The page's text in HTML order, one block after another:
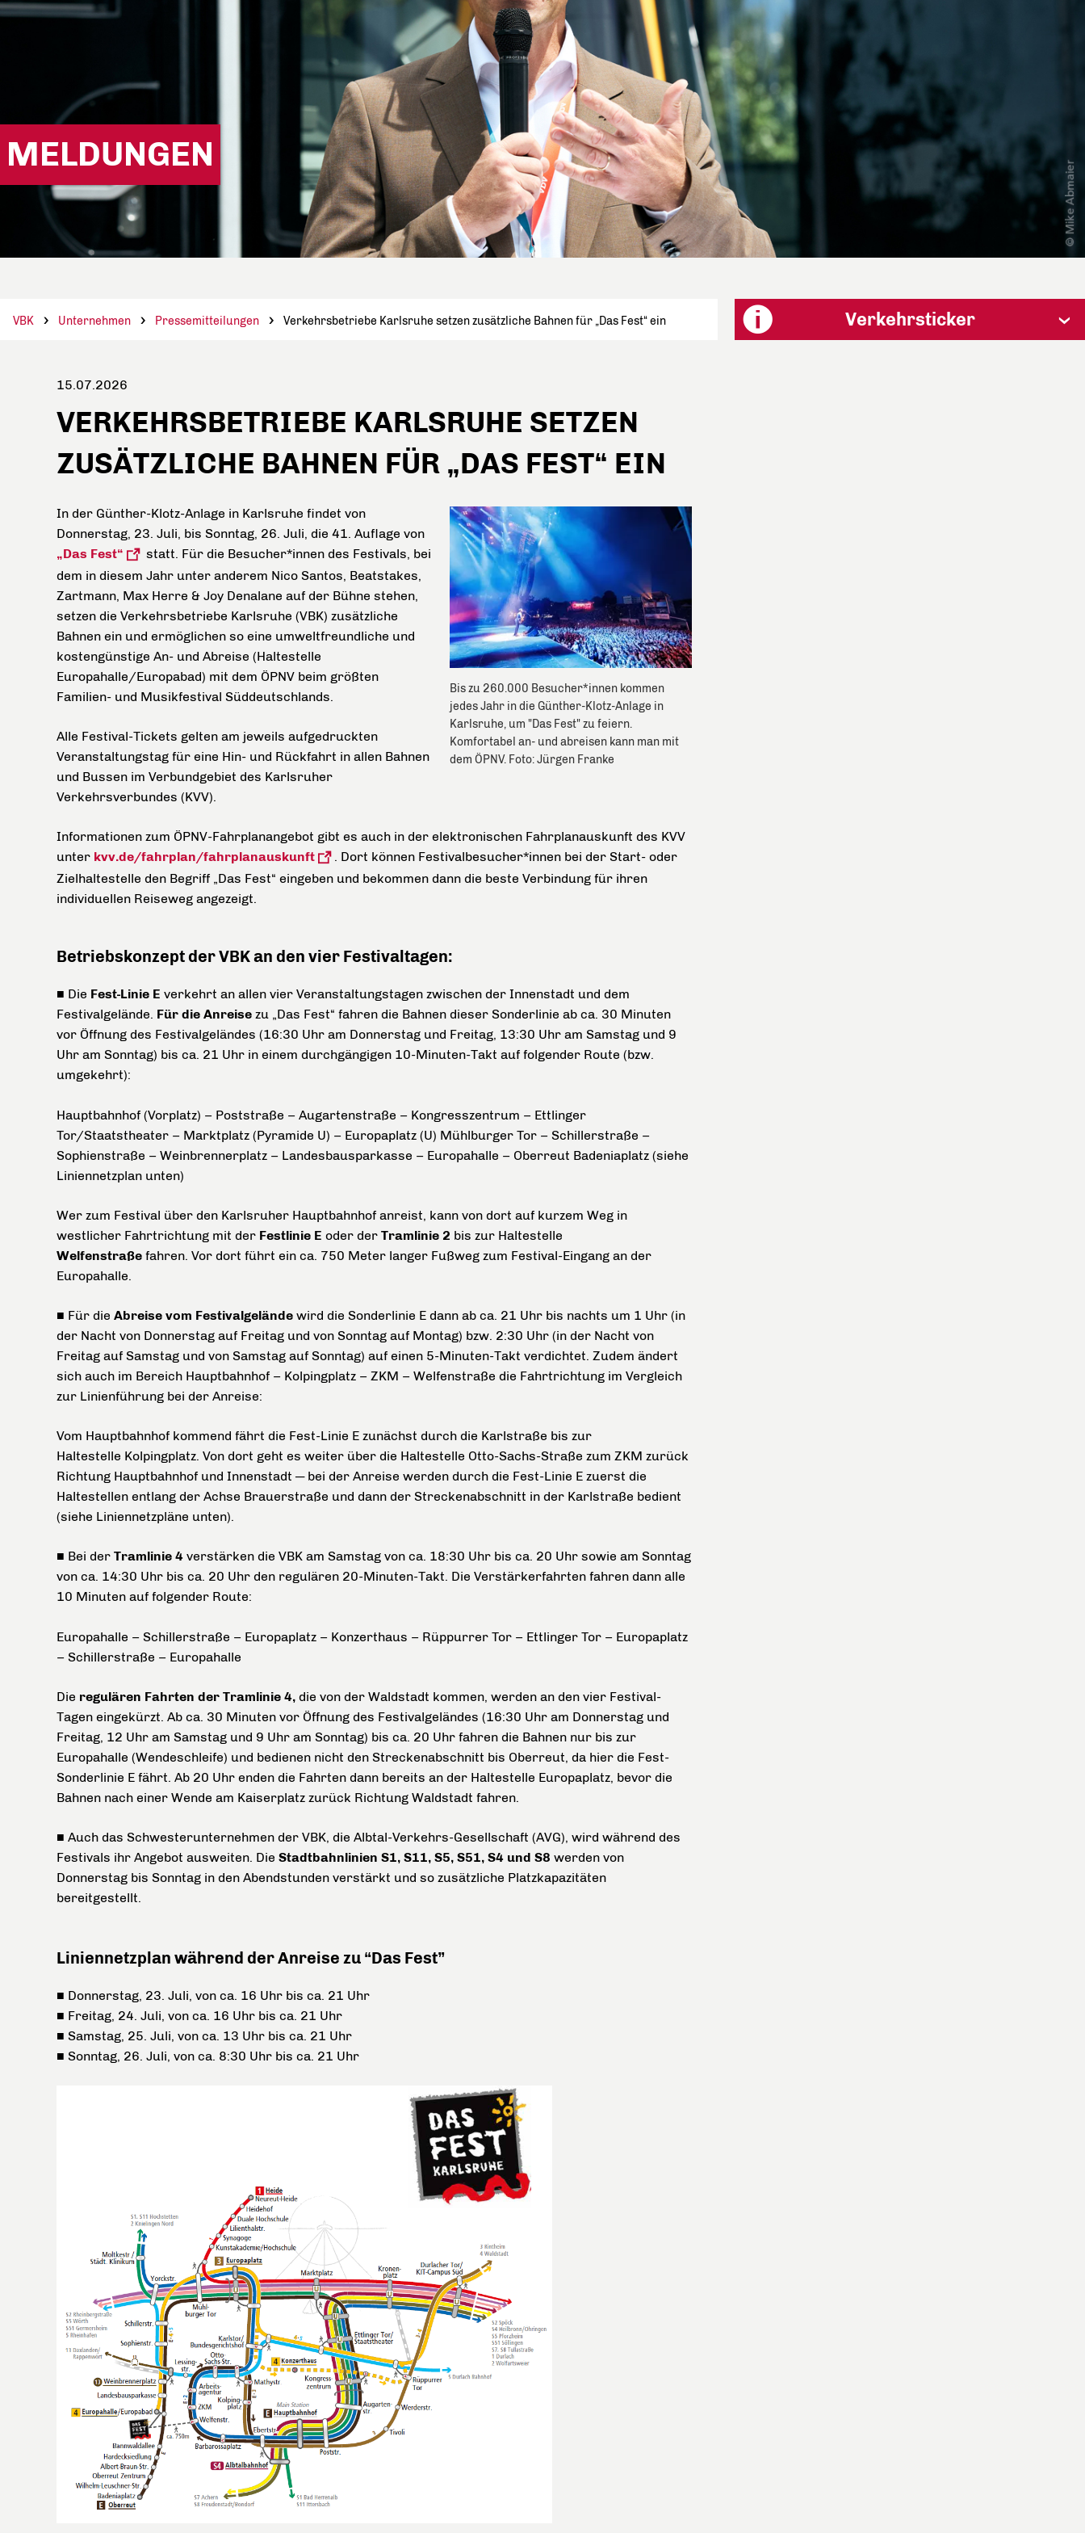
MELDUNGEN
VBK Unternehmen Pressemitteilungen Verkehrsbetriebe Karlsruhe setzen zusätzliche Bahnen für „Das Fest“ ein
15.07.2026
VERKEHRSBETRIEBE KARLSRUHE SETZEN
ZUSÄTZLICHE BAHNEN FÜR „DAS FEST“ EIN
Bis zu 260.000 Besucher*innen kommen
jedes Jahr in die Günther-Klotz-Anlage in
Karlsruhe, um "Das Fest" zu feiern.
Komfortabel an- und abreisen kann man mit
dem ÖPNV. Foto: Jürgen Franke
In der Günther-Klotz-Anlage in Karlsruhe findet von
Donnerstag, 23. Juli, bis Sonntag, 26. Juli, die 41. Auflage von
„Das Fest“
statt. Für die Besucher*innen des Festivals, bei
dem in diesem Jahr unter anderem Nico Santos, Beatstakes,
Zartmann, Max Herre & Joy Denalane auf der Bühne stehen,
setzen die Verkehrsbetriebe Karlsruhe (VBK) zusätzliche
Bahnen ein und ermöglichen so eine umweltfreundliche und
kostengünstige An- und Abreise (Haltestelle
Europahalle/Europabad) mit dem ÖPNV beim größten
Familien- und Musikfestival Süddeutschlands.
Alle Festival-Tickets gelten am jeweils aufgedruckten
Veranstaltungstag für eine Hin- und Rückfahrt in allen Bahnen
und Bussen im Verbundgebiet des Karlsruher
Verkehrsverbundes (KVV).
Informationen zum ÖPNV-Fahrplanangebot gibt es auch in der elektronischen Fahrplanauskunft des KVV
unter kvv.de/fahrplan/fahrplanauskunft . Dort können Festivalbesucher*innen bei der Start- oder
Zielhaltestelle den Begriff „Das Fest“ eingeben und bekommen dann die beste Verbindung für ihren
individuellen Reiseweg angezeigt.
Betriebskonzept der VBK an den vier Festivaltagen:
■ Die Fest-Linie E verkehrt an allen vier Veranstaltungstagen zwischen der Innenstadt und dem
Festivalgelände. Für die Anreise zu „Das Fest“ fahren die Bahnen dieser Sonderlinie ab ca. 30 Minuten
vor Öffnung des Festivalgeländes (16:30 Uhr am Donnerstag und Freitag, 13:30 Uhr am Samstag und 9
Uhr am Sonntag) bis ca. 21 Uhr in einem durchgängigen 10-Minuten-Takt auf folgender Route (bzw.
umgekehrt):
Hauptbahnhof (Vorplatz) – Poststraße – Augartenstraße – Kongresszentrum – Ettlinger
Tor/Staatstheater – Marktplatz (Pyramide U) – Europaplatz (U) Mühlburger Tor – Schillerstraße –
Sophienstraße – Weinbrennerplatz – Landesbausparkasse – Europahalle – Oberreut Badeniaplatz (siehe
Liniennetzplan unten)
Wer zum Festival über den Karlsruher Hauptbahnhof anreist, kann von dort auf kurzem Weg in
westlicher Fahrtrichtung mit der Festlinie E oder der Tramlinie 2 bis zur Haltestelle
Welfenstraße fahren. Vor dort führt ein ca. 750 Meter langer Fußweg zum Festival-Eingang an der
Europahalle.
■ Für die Abreise vom Festivalgelände wird die Sonderlinie E dann ab ca. 21 Uhr bis nachts um 1 Uhr (in
der Nacht von Donnerstag auf Freitag und von Sonntag auf Montag) bzw. 2:30 Uhr (in der Nacht von
Freitag auf Samstag und von Samstag auf Sonntag) auf einen 5-Minuten-Takt verdichtet. Zudem ändert
sich auch im Bereich Hauptbahnhof – Kolpingplatz – ZKM – Welfenstraße die Fahrtrichtung im Vergleich
zur Linienführung bei der Anreise:
Vom Hauptbahnhof kommend fährt die Fest-Linie E zunächst durch die Karlstraße bis zur
Haltestelle Kolpingplatz. Von dort geht es weiter über die Haltestelle Otto-Sachs-Straße zum ZKM zurück
Richtung Hauptbahnhof und Innenstadt ─ bei der Anreise werden durch die Fest-Linie E zuerst die
Haltestellen entlang der Achse Brauerstraße und dann der Streckenabschnitt in der Karlstraße bedient
(siehe Liniennetzpläne unten).
■ Bei der Tramlinie 4 verstärken die VBK am Samstag von ca. 18:30 Uhr bis ca. 20 Uhr sowie am Sonntag
von ca. 14:30 Uhr bis ca. 20 Uhr den regulären 20-Minuten-Takt. Die Verstärkerfahrten fahren dann alle
10 Minuten auf folgender Route:
Europahalle – Schillerstraße – Europaplatz – Konzerthaus – Rüppurrer Tor – Ettlinger Tor – Europaplatz
– Schillerstraße – Europahalle
Die regulären Fahrten der Tramlinie 4, die von der Waldstadt kommen, werden an den vier Festival-
Tagen eingekürzt. Ab ca. 30 Minuten vor Öffnung des Festivalgeländes (16:30 Uhr am Donnerstag und
Freitag, 12 Uhr am Samstag und 9 Uhr am Sonntag) bis ca. 20 Uhr fahren die Bahnen nur bis zur
Europahalle (Wendeschleife) und bedienen nicht den Streckenabschnitt bis Oberreut, da hier die Fest-
Sonderlinie E fährt. Ab 20 Uhr enden die Fahrten dann bereits an der Haltestelle Europaplatz, bevor die
Bahnen nach einer Wende am Kaiserplatz zurück Richtung Waldstadt fahren.
■ Auch das Schwesterunternehmen der VBK, die Albtal-Verkehrs-Gesellschaft (AVG), wird während des
Festivals ihr Angebot ausweiten. Die Stadtbahnlinien S1, S11, S5, S51, S4 und S8 werden von
Donnerstag bis Sonntag in den Abendstunden verstärkt und so zusätzliche Platzkapazitäten
bereitgestellt.
Liniennetzplan während der Anreise zu “Das Fest”
■ Donnerstag, 23. Juli, von ca. 16 Uhr bis ca. 21 Uhr
■ Freitag, 24. Juli, von ca. 16 Uhr bis ca. 21 Uhr
■ Samstag, 25. Juli, von ca. 13 Uhr bis ca. 21 Uhr
■ Sonntag, 26. Juli, von ca. 8:30 Uhr bis ca. 21 Uhr
Verkehrsticker